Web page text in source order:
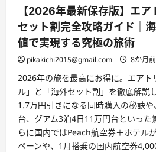
【2026年最新保存版】エア
セット割完全攻略ガイド｜
値で実現する究極の旅術
pikakichi2015@gmail.com 8か月前
2026年の旅を最高にお得に。エアト
ル」と「海外セット割」を徹底解説
1.7万円引きになる同時購入の秘訣
台、グアム3泊4日11万円台といった
らに国内ではPeach航空券＋ホテル
ペーンや、1月搭乗の国内航空券